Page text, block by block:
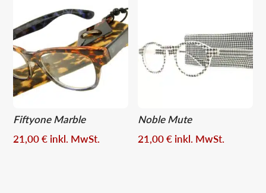
Fiftyone Marble
21,00€ inkl. MwSt.
Noble Mute
21,00€ inkl. MwSt.